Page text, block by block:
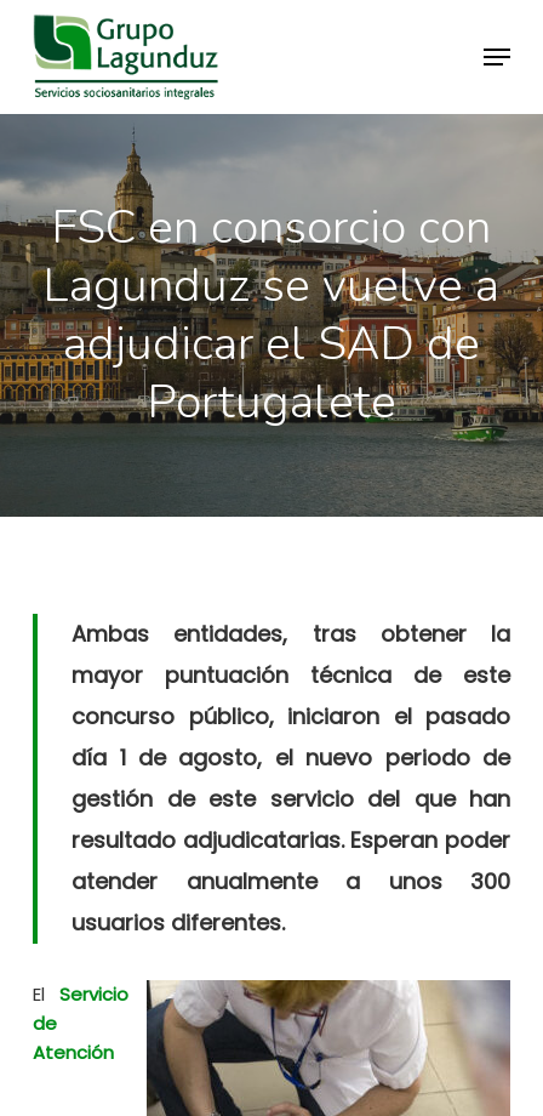
main
content
Menu
FSC en consorcio con
Lagunduz se vuelve a
adjudicar el SAD de
Portugalete
Ambas entidades, tras obtener la
mayor puntuación técnica de este
concurso público, iniciaron el pasado
día 1 de agosto, el nuevo periodo de
gestión de este servicio del que han
resultado adjudicatarias. Esperan poder
atender anualmente a unos 300
usuarios diferentes.
ElServicio
de
Atención
Close